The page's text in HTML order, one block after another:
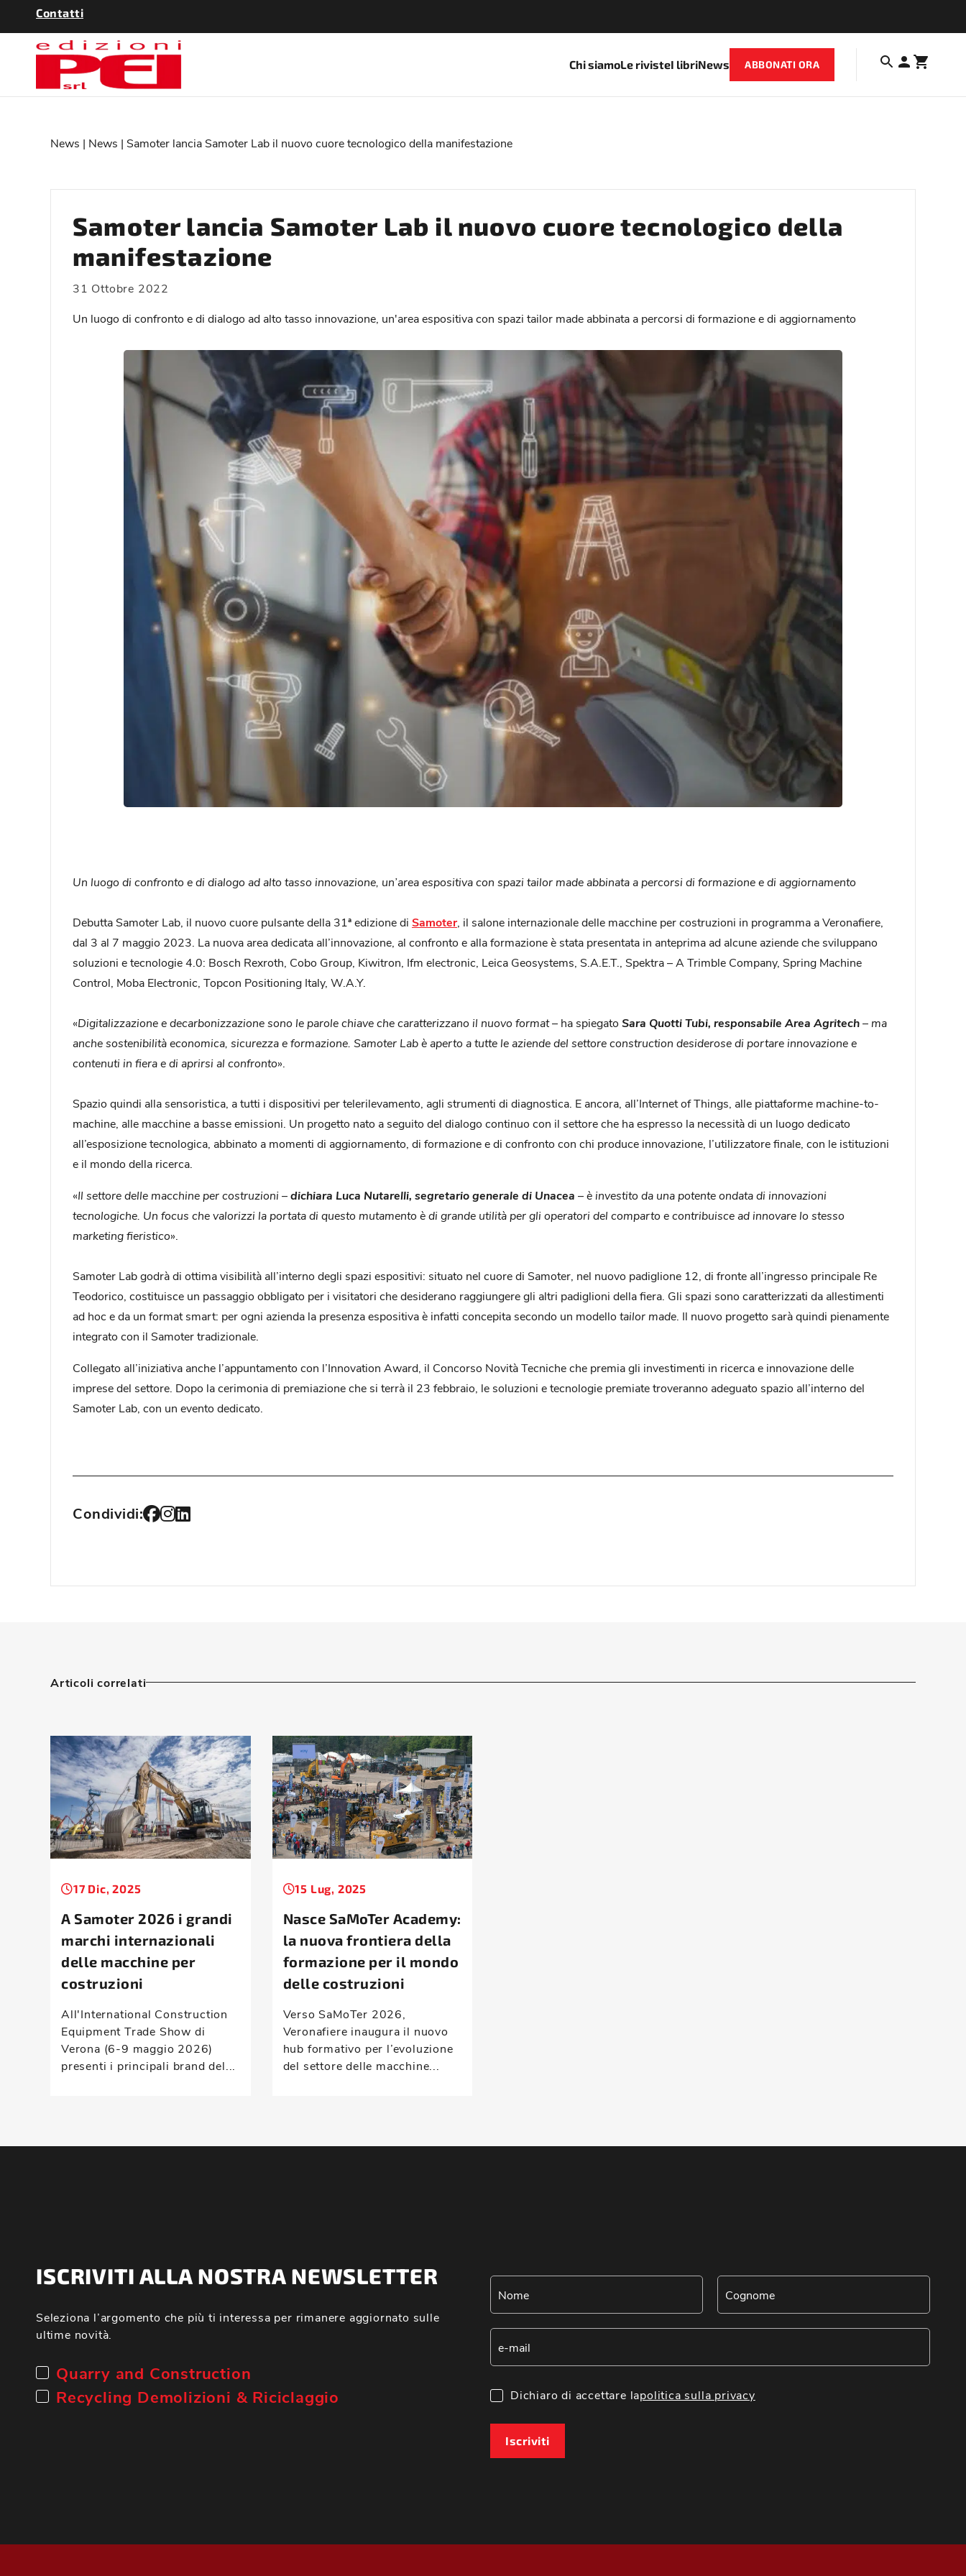
Contatti
Chi siamoLe rivisteI libriNews ABBONATI ORA
News | News | Samoter lancia Samoter Lab il nuovo cuore tecnologico della manifestazione
Samoter lancia Samoter Lab il nuovo cuore tecnologico della
manifestazione
31 Ottobre 2022
Un luogo di confronto e di dialogo ad alto tasso innovazione, un'area espositiva con spazi tailor made abbinata a percorsi di formazione e di aggiornamento
Un luogo di confronto e di dialogo ad alto tasso innovazione, un’area espositiva con spazi tailor made abbinata a percorsi di formazione e di aggiornamento
Debutta Samoter Lab, il nuovo cuore pulsante della 31ª edizione di Samoter, il salone internazionale delle macchine per costruzioni in programma a Veronafiere,
dal 3 al 7 maggio 2023. La nuova area dedicata all’innovazione, al confronto e alla formazione è stata presentata in anteprima ad alcune aziende che sviluppano
soluzioni e tecnologie 4.0: Bosch Rexroth, Cobo Group, Kiwitron, Ifm electronic, Leica Geosystems, S.A.E.T., Spektra – A Trimble Company, Spring Machine
Control, Moba Electronic, Topcon Positioning Italy, W.A.Y.
«Digitalizzazione e decarbonizzazione sono le parole chiave che caratterizzano il nuovo format– ha spiegato Sara Quotti Tubi, responsabile Area Agritech– ma
anche sostenibilità economica, sicurezza e formazione. Samoter Lab è aperto a tutte le aziende del settore construction desiderose di portare innovazione e
contenuti in fiera e di aprirsi al confronto».
Spazio quindi alla sensoristica, a tutti i dispositivi per telerilevamento, agli strumenti di diagnostica. E ancora, all’Internet of Things, alle piattaforme machine-to-
machine, alle macchine a basse emissioni. Un progetto nato a seguito del dialogo continuo con il settore che ha espresso la necessità di un luogo dedicato
all’esposizione tecnologica, abbinato a momenti di aggiornamento, di formazione e di confronto con chi produce innovazione, l’utilizzatore finale, con le istituzioni
e il mondo della ricerca.
«Il settore delle macchine per costruzioni–dichiara Luca Nutarelli, segretario generale di Unacea –è investito da una potente ondata di innovazioni
tecnologiche. Un focus che valorizzi la portata di questo mutamento è di grande utilità per gli operatori del comparto e contribuisce ad innovare lo stesso
marketing fieristico».
Samoter Lab godrà di ottima visibilità all’interno degli spazi espositivi: situato nel cuore di Samoter, nel nuovo padiglione 12, di fronte all’ingresso principale Re
Teodorico, costituisce un passaggio obbligato per i visitatori che desiderano raggiungere gli altri padiglioni della fiera. Gli spazi sono caratterizzati da allestimenti
ad hoc e da un format smart: per ogni azienda la presenza espositiva è infatti concepita secondo un modello tailor made . Il nuovo progetto sarà quindi pienamente
integrato con il Samoter tradizionale.
Collegato all’iniziativa anche l’appuntamento con l’Innovation Award, il Concorso Novità Tecniche che premia gli investimenti in ricerca e innovazione delle
imprese del settore. Dopo la cerimonia di premiazione che si terrà il 23 febbraio, le soluzioni e tecnologie premiate troveranno adeguato spazio all’interno del
Samoter Lab, con un evento dedicato.
Condividi:
Articoli correlati
17 Dic, 2025
A Samoter 2026 i grandi
marchi internazionali
delle macchine per
costruzioni
All'International Construction
Equipment Trade Show di
Verona (6-9 maggio 2026)
presenti i principali brand del...
15 Lug, 2025
Nasce SaMoTer Academy:
la nuova frontiera della
formazione per il mondo
delle costruzioni
Verso SaMoTer 2026,
Veronafiere inaugura il nuovo
hub formativo per l’evoluzione
del settore delle macchine...
ISCRIVITI ALLA NOSTRA NEWSLETTER
Seleziona l’argomento che più ti interessa per rimanere aggiornato sulle
ultime novità.
Quarry and Construction
Recycling Demolizioni & Riciclaggio
Dichiaro di accettare lapolitica sulla privacy
Iscriviti